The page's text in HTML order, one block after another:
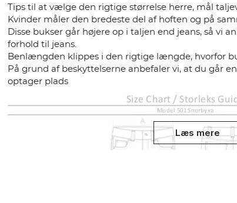
Tips til at vælge den rigtige størrelse herre, mål
Kvinder måler den bredeste del af hoften og på
Disse bukser går højere op i taljen end jeans, så vi
forhold til jeans.
Benlængden klippes i den rigtige længde, hvorfor
På grund af beskyttelserne anbefaler vi, at du går
optager plads
Læs mere